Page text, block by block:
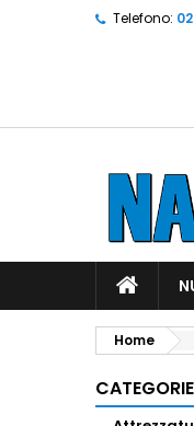
Telefono:
Home
CATEGORIE